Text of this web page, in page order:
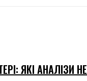
ЯКІ АНАЛІЗИ